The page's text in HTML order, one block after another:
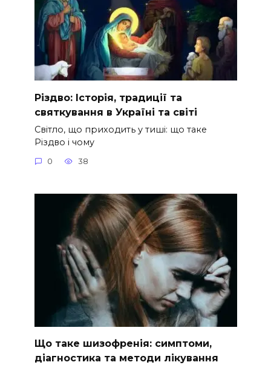
Різдво: Історія, традиції та
святкування в Україні та світі
Світло, що приходить у тиші: що таке
Різдво і чому
0 38
Що таке шизофренія: симптоми,
діагностика та методи лікування